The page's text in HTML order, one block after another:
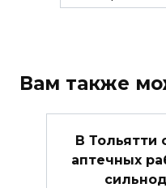
Вам также
В Тольятти
аптечных